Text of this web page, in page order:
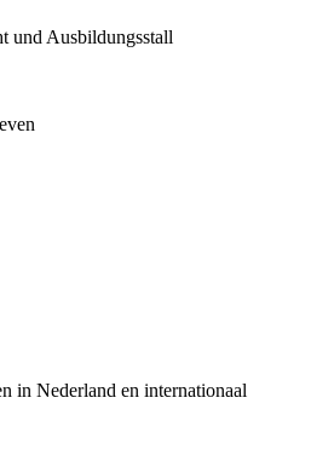
und Ausbildungsstall
in Nederland en internationaal